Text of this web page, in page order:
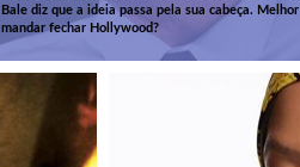
Bale diz que a ideia passa pela sua cabeça. Melhor
mandar fechar Hollywood?